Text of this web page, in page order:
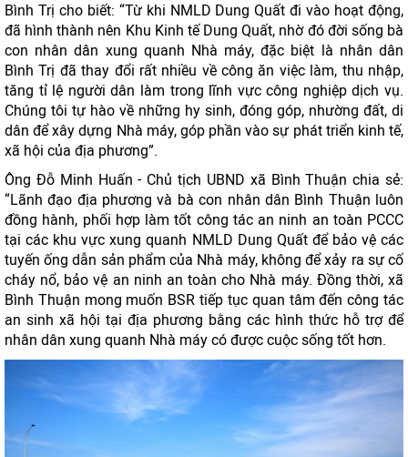
Bình Trị cho biết: “Từ khi NMLD Dung Quất đi vào hoạt động,
đã hình thành nên Khu Kinh tế Dung Quất, nhờ đó đời sống bà
con nhân dân xung quanh Nhà máy, đặc biệt là nhân dân
Bình Trị đã thay đổi rất nhiều về công ăn việc làm, thu nhập,
tăng tỉ lệ người dân làm trong lĩnh vực công nghiệp dịch vụ.
Chúng tôi tự hào về những hy sinh, đóng góp, nhường đất, di
dân để xây dựng Nhà máy, góp phần vào sự phát triển kinh tế,
xã hội của địa phương”.
Ông Đỗ Minh Huấn - Chủ tịch UBND xã Bình Thuận chia sẻ:
“Lãnh đạo địa phương và bà con nhân dân Bình Thuận luôn
đồng hành, phối hợp làm tốt công tác an ninh an toàn PCCC
tại các khu vực xung quanh NMLD Dung Quất để bảo vệ các
tuyến ống dẫn sản phẩm của Nhà máy, không để xảy ra sự cố
cháy nổ, bảo vệ an ninh an toàn cho Nhà máy. Đồng thời, xã
Bình Thuận mong muốn BSR tiếp tục quan tâm đến công tác
an sinh xã hội tại địa phương bằng các hình thức hỗ trợ để
nhân dân xung quanh Nhà máy có được cuộc sống tốt hơn.